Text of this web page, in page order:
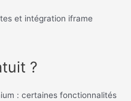
et intégration iframe
?
: certaines fonctionnalités